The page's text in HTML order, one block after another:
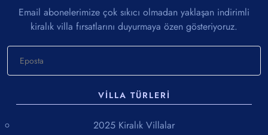
Email abonelerimize çok sıkıcı olmadan yaklaşan indirimli
kiralık villa fırsatlarını duyurmaya özen gösteriyoruz.
VILLA TÜRLERI
2025 Kiralık Villalar